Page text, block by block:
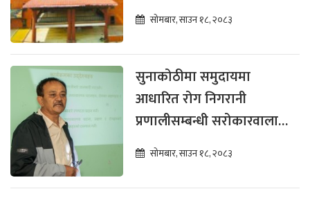
सोमबार, साउन १८, २०८३
सुनाकोठीमा समुदायमा
आधारित रोग निगरानी
प्रणालीसम्बन्धी सरोकारवालाका
लागि अभिमुखीकरण सम्पन्न
सोमबार, साउन १८, २०८३